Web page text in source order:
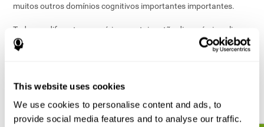
This website uses cookies
We use cookies to personalise content and ads, to
provide social media features and to analyse our traffic.
muitos outros domínios cognitivos importantes importantes.
Todos os diferentes exercícios mentais estão disponíveis online.
Os diferentes exercícios cerebrais são simples de fazer e
divertidos. Você pode optar por treinar sozinho ou com os
cérebro. Você pode acompanhar a sua evolução e ver a
quantidade de melhoria ao longo do tempo.